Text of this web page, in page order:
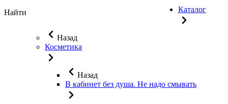
Найти
Каталог
Назад
Косметика
Назад
В кабинет без душа. Не надо смывать